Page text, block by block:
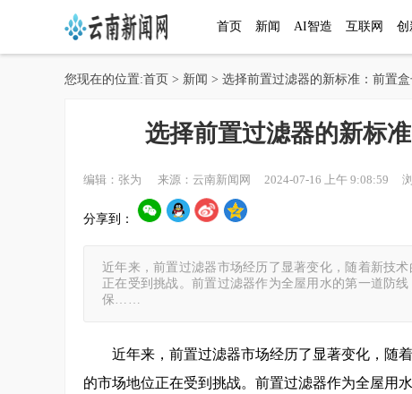
首页 新闻 AI智造 互联网 创
您现在的位置:首页 > 新闻 > 选择前置过滤器的新标准：前置
选择前置过滤器的新标
编辑：张为 来源：云南新闻网 2024-07-16 上午 9:08:59 浏
分享到：
近年来，前置过滤器市场经历了显著变化，随着新技
正在受到挑战。前置过滤器作为全屋用水的第一道防
保……
近年来，前置过滤器市场经历了显著变化，随
的市场地位正在受到挑战。前置过滤器作为全屋用